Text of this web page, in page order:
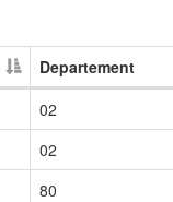
Departement
02
02
80